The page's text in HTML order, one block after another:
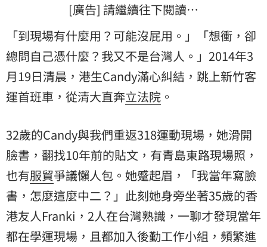
[廣告] 請繼續往下閱讀…
「到現場有什麼用？可能沒屁用。」「想衝，卻
總問自己憑什麼？我又不是台灣人。」2014年3
月19日清晨，港生Candy滿心糾結，跳上新竹客
運首班車，從清大直奔立法院 。
32歲的Candy與我們重返318運動現場，她滑開
臉書，翻找10年前的貼文，有青島東路現場照，
也有服貿爭議懶人包。她蹙起眉，「我當年寫臉
書，怎麼這麼中二？」此刻她身旁坐著35歲的香
港友人Franki，2人在台灣熟識，一聊才發現當年
都在學運現場，且都加入後勤工作小組，頻繁進